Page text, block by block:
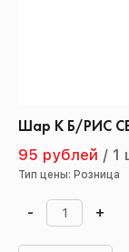
Шар К Б/РИС
95 рублей / 1
Тип цены: Розница
- +